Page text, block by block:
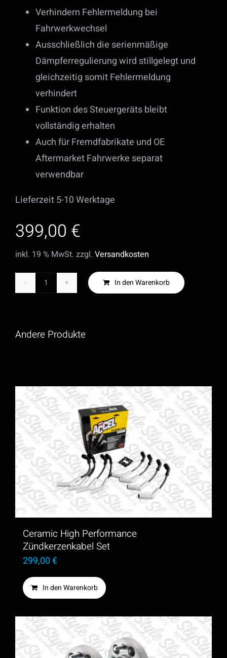
Verhindern Fehlermeldung bei
Fahrwerkwechsel
Ausschließlich die serienmäßige
Dämpferregulierung wird stillgelegt und
gleichzeitig somit Fehlermeldung
verhindert
Funktion des Steuergeräts bleibt
vollständig erhalten
Auch für Fremdfabrikate und OE
Aftermarket Fahrwerke separat
verwendbar
Lieferzeit 5-10 Werktage
399,00 €
inkl. 19 % MwSt. zzgl. Versandkosten
Stilllegungssatz
Dämpfer
Menge
In den Warenkorb
Andere Produkte
Ceramic High Performance
Zündkerzenkabel Set
299,00€
In den Warenkorb